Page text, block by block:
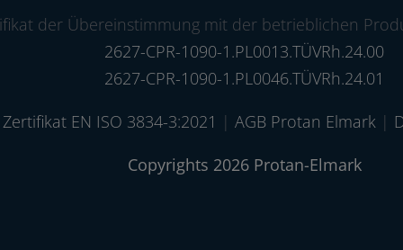
der Übereinstimmung mit der betrieblichen
2627-CPR-1090-1.PL0013.TÜVRh.24.00
2627-CPR-1090-1.PL0046.TÜVRh.24.01
Zertifikat EN ISO 3834-3:2021 | AGB Protan Elmark|
Copyrights 2026 Protan-Elmark